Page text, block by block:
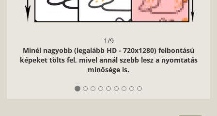
(legalább HD - 720x1280) felbontású
fel, mivel annál szebb lesz a nyomtatás